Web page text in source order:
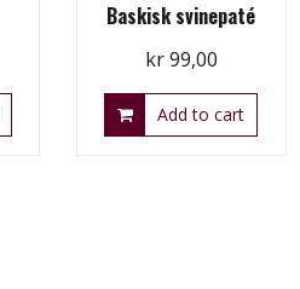
Baskisk svinepaté
kr99,00
Add to cart